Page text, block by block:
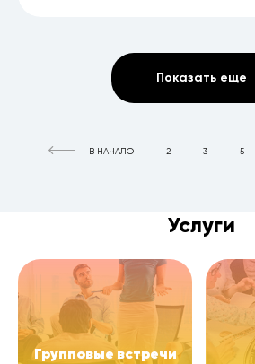
Показать еще
В НАЧАЛО 2 3 5
Услуги
Групповые встречи